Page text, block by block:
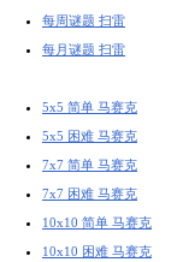
每周谜题 扫雷
每月谜题 扫雷
5x5 简单 马赛克
5x5 困难 马赛克
7x7 简单 马赛克
7x7 困难 马赛克
10x10 简单 马赛克
10x10 困难 马赛克